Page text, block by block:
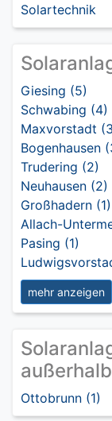
Solartechnik
Giesing (5)
Schwabing (4)
Maxvorstadt
Bogenhausen
Trudering (2)
Neuhausen (2)
Großhadern (1)
Allach-
Pasing (1)
mehr anzeigen
Ottobrunn (1)